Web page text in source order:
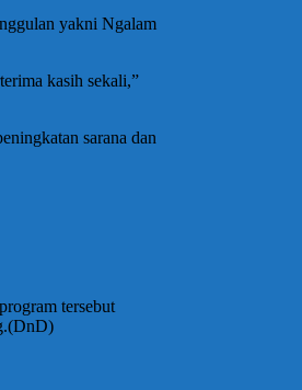
yakni Ngalam
kasih sekali,”
sarana dan
tersebut